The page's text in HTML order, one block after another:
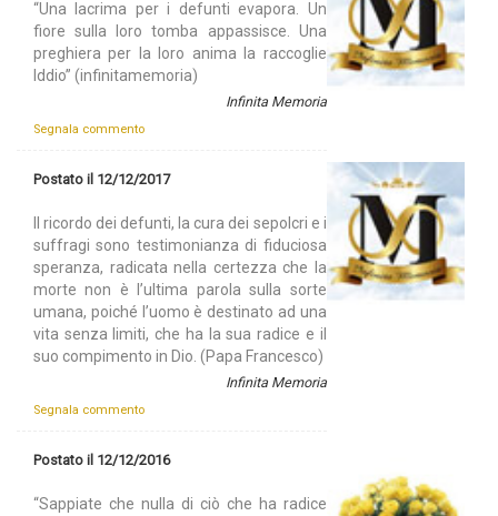
“Una lacrima per i defunti evapora. Un
fiore sulla loro tomba appassisce. Una
preghiera per la loro anima la raccoglie
Iddio” (infinitamemoria)
Infinita Memoria
Segnala commento
Postato il 12/12/2017
Il ricordo dei defunti, la cura dei sepolcri e i
suffragi sono testimonianza di fiduciosa
speranza, radicata nella certezza che la
morte non è l’ultima parola sulla sorte
umana, poiché l’uomo è destinato ad una
vita senza limiti, che ha la sua radice e il
suo compimento in Dio. (Papa Francesco)
Infinita Memoria
Segnala commento
Postato il 12/12/2016
“Sappiate che nulla di ciò che ha radice